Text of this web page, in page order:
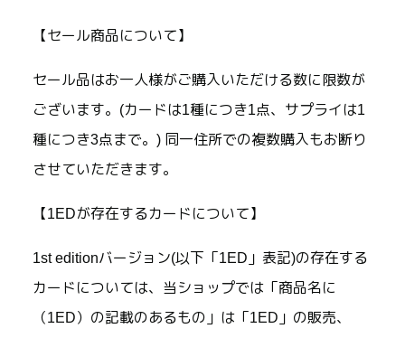
【セール商品について】
セール品はお一人様がご購入いただける数に限数が
ございます。(カードは1種につき1点、サプライは1
種につき3点まで。) 同一住所での複数購入もお断り
させていただきます。
【1EDが存在するカードについて】
1st editionバージョン(以下「1ED」表記)の存在する
カードについては、当ショップでは「商品名に
（1ED）の記載のあるもの」は「1ED」の販売、